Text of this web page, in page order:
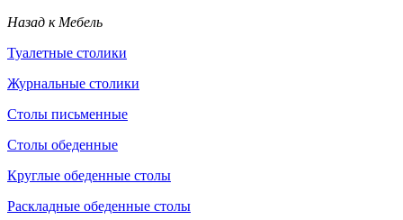
Назад к Мебель
Туалетные столики
Журнальные столики
Столы письменные
Столы обеденные
Круглые обеденные столы
Раскладные обеденные столы